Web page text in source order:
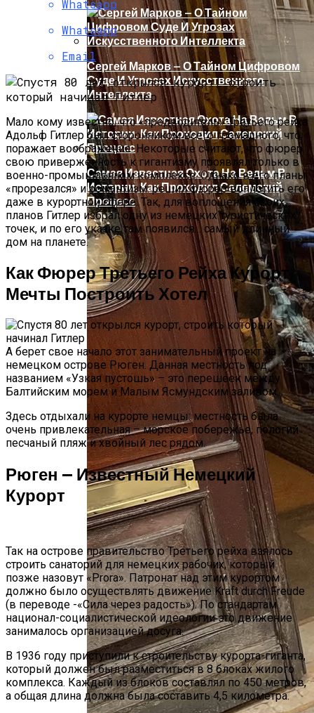
Сергей Марков — О Тайном Цифровом
Суде И Угрозах Искусственного
Интеллекта
Самая Известная Охота На Ведьм В
Истории: Как Проходил Салемский
Процесс
Whatsapp
Whatsapp
Email
Мало кому известно, что «предводитель» Третьего рейха
Адольф Гитлер был сторонником всего громадного, что
поражает воображение. Некоторые считают, что фюрер
свою приверженность к гигантизму проявлял только в
военно-промышленном комплексе. Однако в его планы
«прорезался» и романтизм: решил фюрер воплотить его
даже в курортной сфере. Так, для воплощения своих
планов Гитлер избралодну из немецких туристических
точек, и по его указке там появился… самый длинный
дом на планете.
Как Фюрер Третьего Рейха Курорт
Мечты Построить Хотел
А берет свое начало этот занимательный проект на
немецком острове Рюген. Данная местность под
названием «Узкая пустошь» – это перешеек между
Балтийским морем и Малым Ясмундским заливом.
Здесь отдыхали на курорте немцы: местность была
очень привлекательная – морское побережье, пологий
песчаный пляж и хвойный лес рядом.
Рюген — Известный Немецкий
Курорт
Так на острове правительство Третьего рейха взялось
строить санаторий для немецких рабочих, который
позже назовут «Prora». Патронат над этим курортом
должно было осуществлять движение Kraft durch Freude
(в переводе -«Сила через радость»). По стандартам
национал-социалистической идеологии это движение
занималось организацией досуга.
В 1936 году приступили к строительству курорта-гиганта,
который должен был разместиться в 8 блоках жилого
комплекса. Каждый из блоков составлял по 450 метров,
а общая длина должна была составить 4,5 километра.